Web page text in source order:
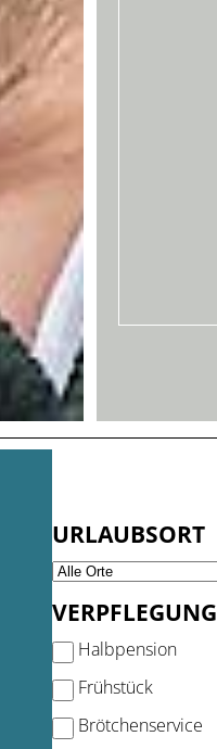
URLAUBSORT
VERPFLEGUNG
Halbpension
Frühstück
Brötchenservice